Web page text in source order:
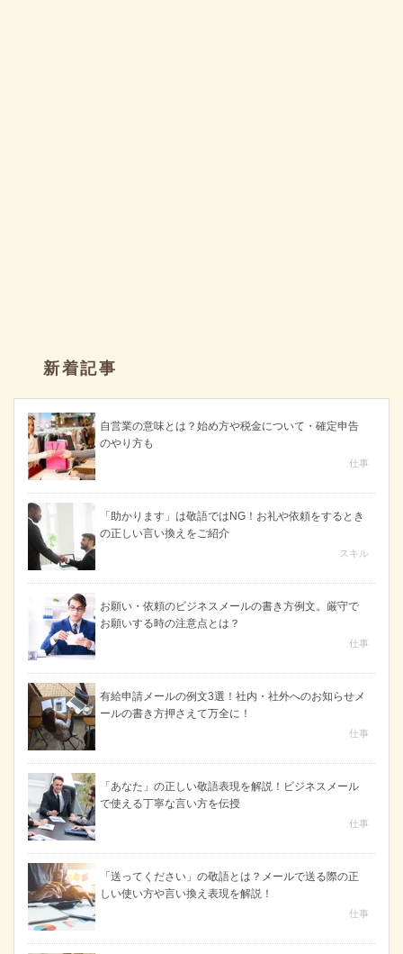
新着記事
自営業の意味とは？始め方や税金について・確定申告
のやり方も
仕事
「助かります」は敬語ではNG！お礼や依頼をするとき
の正しい言い換えをご紹介
スキル
お願い・依頼のビジネスメールの書き方例文。厳守で
お願いする時の注意点とは？
仕事
有給申請メールの例文3選！社内・社外へのお知らせメ
ールの書き方押さえて万全に！
仕事
「あなた」の正しい敬語表現を解説！ビジネスメール
で使える丁寧な言い方を伝授
仕事
「送ってください」の敬語とは？メールで送る際の正
しい使い方や言い換え表現を解説！
仕事